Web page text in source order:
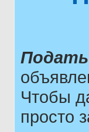
Чтобы
просто